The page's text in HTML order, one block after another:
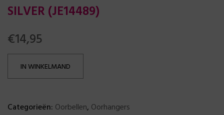
SILVER (JE14489)
€14,95
IN WINKELMAND
Categorieën: Oorbellen, Oorhangers